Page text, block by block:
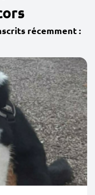
récemment :